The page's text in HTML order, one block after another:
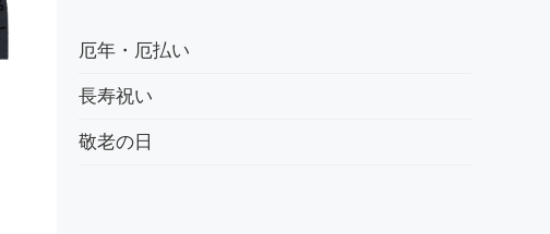
厄年・厄払い
長寿祝い
敬老の日